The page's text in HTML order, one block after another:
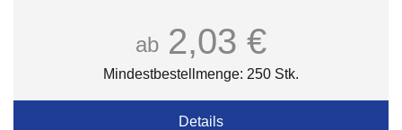
ab 2,03 €
Mindestbestellmenge: 250 Stk.
Details